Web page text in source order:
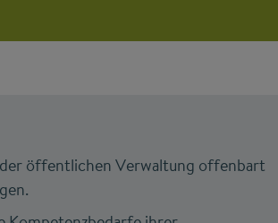
öffentlichen Verwaltung offenbart